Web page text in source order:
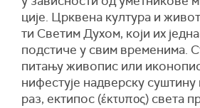
ци­је. Цр­кве­на кул­ту­ра и
ти Све­тим Ду­хом, ко­ји их
под­сти­че у свим вре­ме­ни­ма.
пи­та­њу жи­во­пис или
ни­фе­сту­је над­верску
раз, ек­ти­пос (έκτυπος) све­та